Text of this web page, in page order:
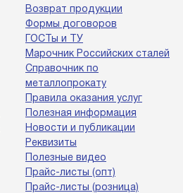
Возврат продукции
Формы договоров
ГОСТы и ТУ
Марочник Российских сталей
Справочник по
металлопрокату
Правила оказания услуг
Полезная информация
Новости и публикации
Реквизиты
Полезные видео
Прайс-листы (опт)
Прайс-листы (розница)